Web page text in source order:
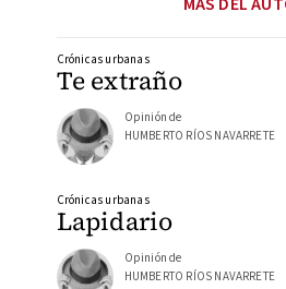
Te extraño
Crónicas urbanas
Opinión de
HUMBERTO RÍOS NAVARRETE
Lapidario
Crónicas urbanas
Opinión de
HUMBERTO RÍOS NAVARRETE